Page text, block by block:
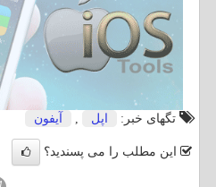
تگهای خبر: اپل آیفون
این مطلب را می پسندید؟